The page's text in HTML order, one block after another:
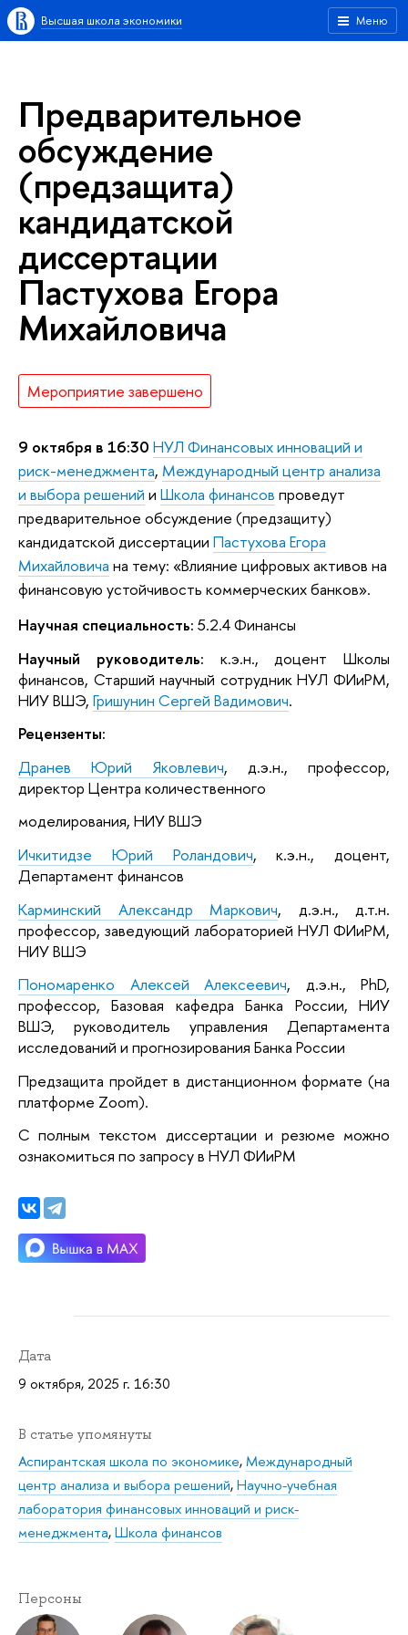
Меню
Высшая школа экономики
Предварительное
обсуждение
(предзащита)
кандидатской
диссертации
Пастухова Егора
Михайловича
Мероприятие завершено
9 октября в 16:30 НУЛ Финансовых инноваций и
риск-менеджмента, Международный центр анализа
и выбора решений и Школа финансов проведут
предварительное обсуждение (предзащиту)
кандидатской диссертации Пастухова Егора
Михайловича на тему: «Влияние цифровых активов на
финансовую устойчивость коммерческих банков».
Научная специальность: 5.2.4 Финансы
Научный руководитель: к.э.н., доцент Школы
финансов, Старший научный сотрудник НУЛ ФИиРМ,
НИУ ВШЭ, Гришунин Сергей Вадимович.
Рецензенты:
Дранев Юрий Яковлевич, д.э.н., профессор,
директор Центра количественного
моделирования, НИУ ВШЭ
Ичкитидзе Юрий Роландович, к.э.н., доцент,
Департамент финансов
Карминский Александр Маркович, д.э.н., д.т.н.
профессор, заведующий лабораторией НУЛ ФИиРМ,
НИУ ВШЭ
Пономаренко Алексей Алексеевич, д.э.н., PhD,
профессор, Базовая кафедра Банка России, НИУ
ВШЭ, руководитель управления Департамента
исследований и прогнозирования Банка России
Предзащита пройдет в дистанционном формате (на
платформе Zoom).
С полным текстом диссертации и резюме можно
ознакомиться по запросу в НУЛ ФИиРМ
Дата
9 октября, 2025 г. 16:30
В статье упомянуты
Аспирантская школа по экономике,Международный
центр анализа и выбора решений,Научно-учебная
лаборатория финансовых инноваций и риск-
менеджмента,Школа финансов
Персоны